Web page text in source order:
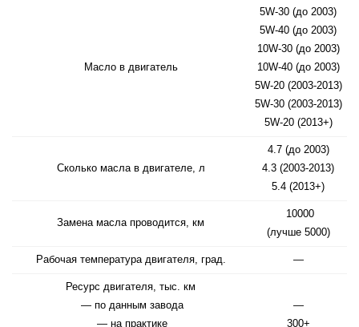
Масло в двигатель
5W-30 (до 2003)
5W-40 (до 2003)
10W-30 (до 2003)
10W-40 (до 2003)
5W-20 (2003-2013)
5W-30 (2003-2013)
5W-20 (2013+)
Сколько масла в двигателе, л
4.7 (до 2003)
4.3 (2003-2013)
5.4 (2013+)
Замена масла проводится, км
10000
(лучше 5000)
Рабочая температура двигателя, град. —
Ресурс двигателя, тыс. км
— по данным завода
— на практике
—
300+